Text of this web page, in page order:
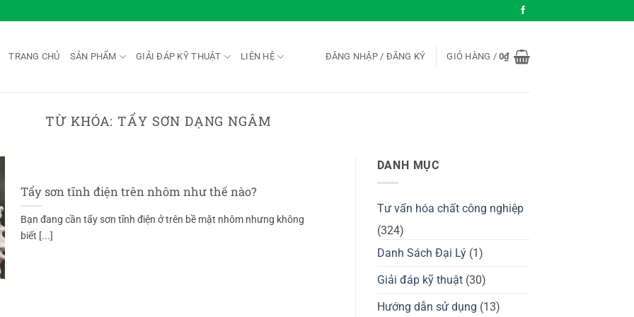
TRANG CHỦ SẢN PHẨM GIẢI ĐÁP KỸ THUẬT LIÊN HỆ ĐĂNG NHẬP / ĐĂNG KÝ GIỎ HÀNG /0₫
TỪ KHÓA:TẨY SƠN DẠNG NGÂM
Tẩy sơn tĩnh điện trên nhôm như thế nào?
Bạn đang cần tẩy sơn tĩnh điện ở trên bề mặt nhôm nhưng không
biết [...]
DANH MỤC
Tư vấn hóa chất công nghiệp
(324)
Danh Sách Đại Lý(1)
Giải đáp kỹ thuật(30)
Hướng dẫn sử dụng (13)